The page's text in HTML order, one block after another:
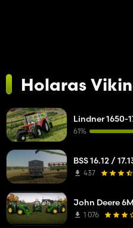
Holaras
Lindner 1650-
61%
BSS 16.12 /
437
John Deere
1 076